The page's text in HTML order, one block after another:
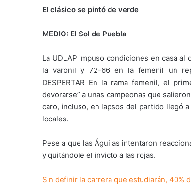
El clásico se pintó de verde
MEDIO: El Sol de Puebla
La UDLAP impuso condiciones en casa
la varonil y 72-66 en la femenil un
DESPERTAR En la rama femenil, el
devorarse” a unas campeonas que
caro, incluso, en lapsos del partido llegó
locales.
Pese a que las Águilas intentaron
y quitándole el invicto a las rojas.
Sin definir la carrera que estudiarán, 40%